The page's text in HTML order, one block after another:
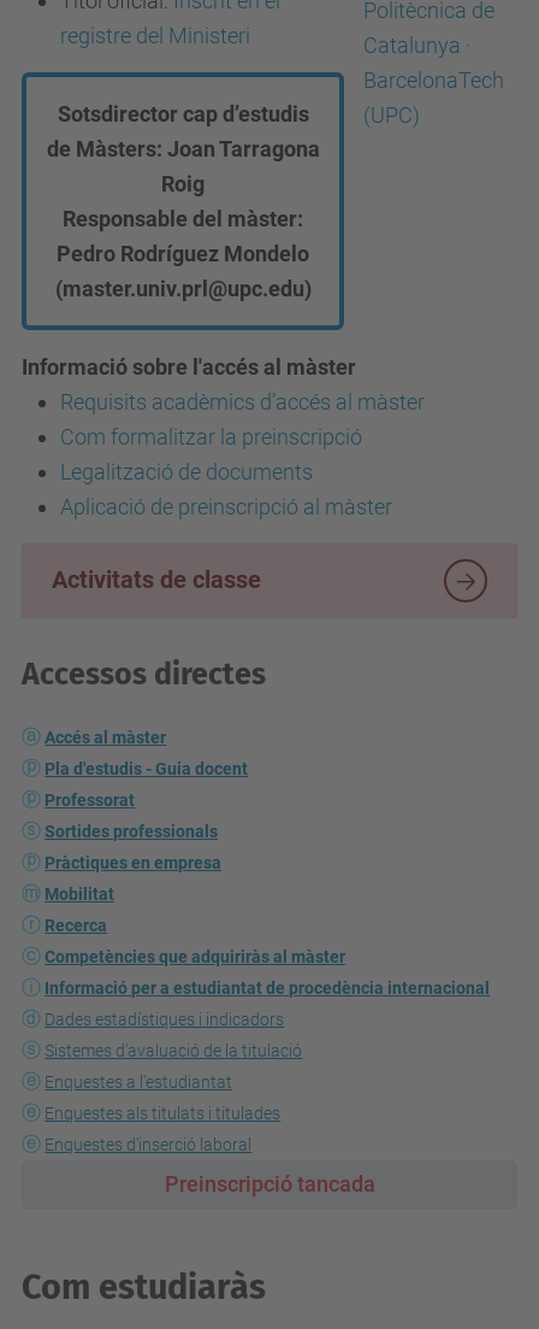
registre del Ministeri
Sotsdirector cap d’estudis
de Màsters: Joan Tarragona
Roig
Responsable del màster:
Pedro Rodríguez Mondelo
(master.univ.prl@upc.edu)
Informació sobre l'accés al màster
Requisits acadèmics d’accés al màster
Com formalitzar la preinscripció
Legalització de documents
Aplicació de preinscripció al màster
Activitats de classe
Accessos directes
Accés al màster
Pla d'estudis - Guia docent
Professorat
Sortides professionals
Pràctiques en empresa
Mobilitat
Recerca
Competències que adquiriràs al màster
Informació per a estudiantat de procedència internacional
Dades estadístiques i indicadors
Sistemes d'avaluació de la titulació
Enquestes a l'estudiantat
Enquestes als titulats i titulades
Enquestes d'inserció laboral
Preinscripciótancada
Com estudiaràs